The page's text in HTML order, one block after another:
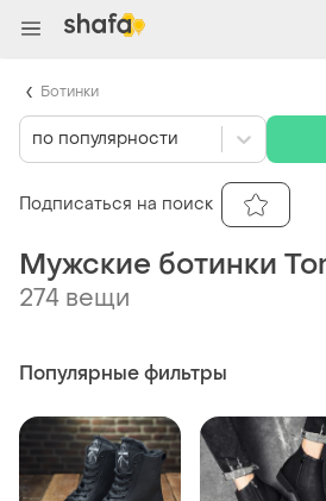
Мужские ботинки
274 вещи
Популярные фильтры
по популярности
Подписаться на поиск
Ботинки